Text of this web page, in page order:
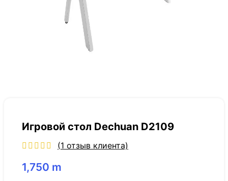
Игровой стол Dechuan D2109
(1 отзыв клиента)
1,750 m